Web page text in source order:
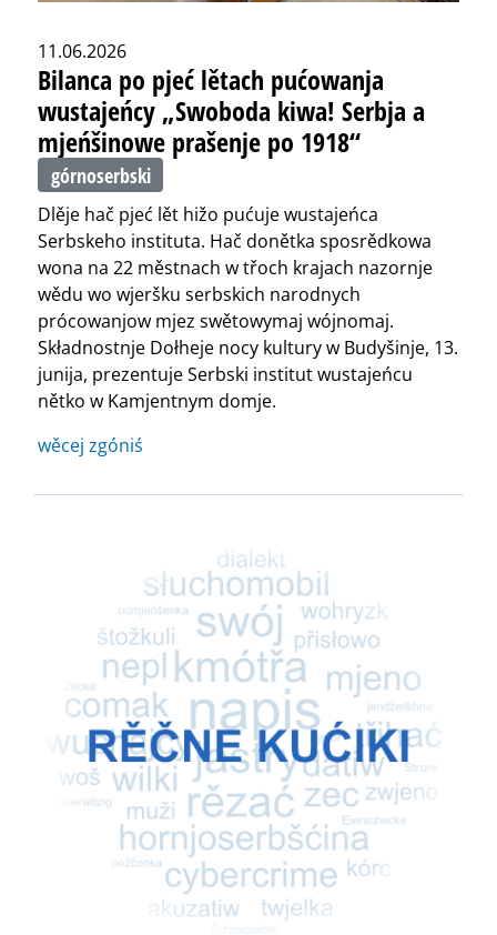
11.06.2026
Bilanca po pjeć lětach pućowanja
wustajeńcy „Swoboda kiwa! Serbja a
mjeńšinowe prašenje po 1918“
górnoserbski
Dlěje hač pjeć lět hižo pućuje wustajeńca
Serbskeho instituta. Hač donětka sposrědkowa
wona na 22 městnach w třoch krajach nazornje
wědu wo wjeršku serbskich narodnych
prócowanjow mjez swětowymaj wójnomaj.
Składnostnje Dołheje nocy kultury w Budyšinje, 13.
junija, prezentuje Serbski institut wustajeńcu
nětko w Kamjentnym domje.
wěcej zgóniś